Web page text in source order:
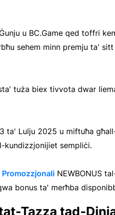
u BC.Game qed toffri
sehem minn premju ta'
tuża biex tivvota dwar
ta' Lulju 2025 u miftuħa
kundizzjonijiet sempliċi.
Promozzjonali NEWBONUS
bonus ta' merħba
Tazza tad-